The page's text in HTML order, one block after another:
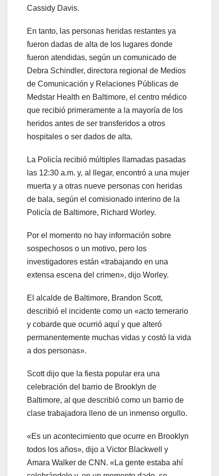
Cassidy Davis.
En tanto, las personas heridas restantes ya
fueron dadas de alta de los lugares donde
fueron atendidas, según un comunicado de
Debra Schindler, directora regional de Medios
de Comunicación y Relaciones Públicas de
Medstar Health en Baltimore, el centro médico
que recibió primeramente a la mayoría de los
heridos antes de ser transferidos a otros
hospitales o ser dados de alta.
La Policía recibió múltiples llamadas pasadas
las 12:30 a.m. y, al llegar, encontró a una mujer
muerta y a otras nueve personas con heridas
de bala, según el comisionado interino de la
Policía de Baltimore, Richard Worley.
Por el momento no hay información sobre
sospechosos o un motivo, pero los
investigadores están «trabajando en una
extensa escena del crimen», dijo Worley.
El alcalde de Baltimore, Brandon Scott,
describió el incidente como un «acto temerario
y cobarde que ocurrió aquí y que alteró
permanentemente muchas vidas y costó la vida
a dos personas».
Scott dijo que la fiesta popular era una
celebración del barrio de Brooklyn de
Baltimore, al que describió como un barrio de
clase trabajadora lleno de un inmenso orgullo.
«Es un acontecimiento que ocurre en Brooklyn
todos los años», dijo a Victor Blackwell y
Amara Walker de CNN. «La gente estaba ahí